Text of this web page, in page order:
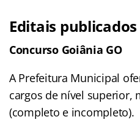
Editais publicados
Concurso Goiânia GO
A Prefeitura Municipal
cargos de nível superior,
(completo e incompleto).